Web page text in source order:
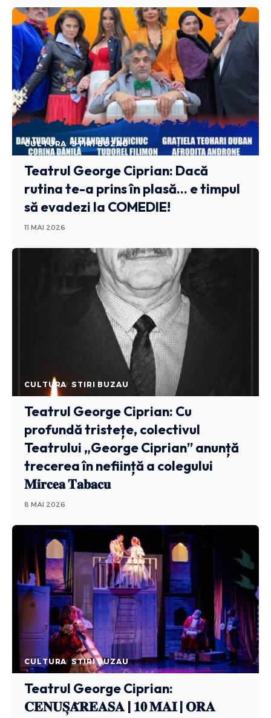
CULTURA STIRI BUZAU
Teatrul George Ciprian: Dacă
rutina te-a prins în plasă… e timpul
să evadezi la COMEDIE!
11 MAI 2026
CULTURA STIRI BUZAU
Teatrul George Ciprian: Cu
profundă tristețe, colectivul
Teatrului „George Ciprian” anunță
trecerea în neființă a colegului
𝐌𝐢𝐫𝐜𝐞𝐚 𝐓𝐚𝐛𝐚𝐜𝐮
8 MAI 2026
CULTURA STIRI BUZAU
Teatrul George Ciprian:
𝐂𝐄𝐍𝐔𝐒̦𝐀̆𝐑𝐄𝐀𝐒𝐀 | 𝟏𝟎 𝐌𝐀𝐈 | 𝐎𝐑𝐀